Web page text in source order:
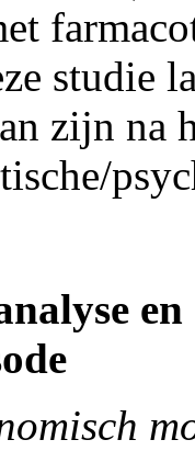
studie
zijn na